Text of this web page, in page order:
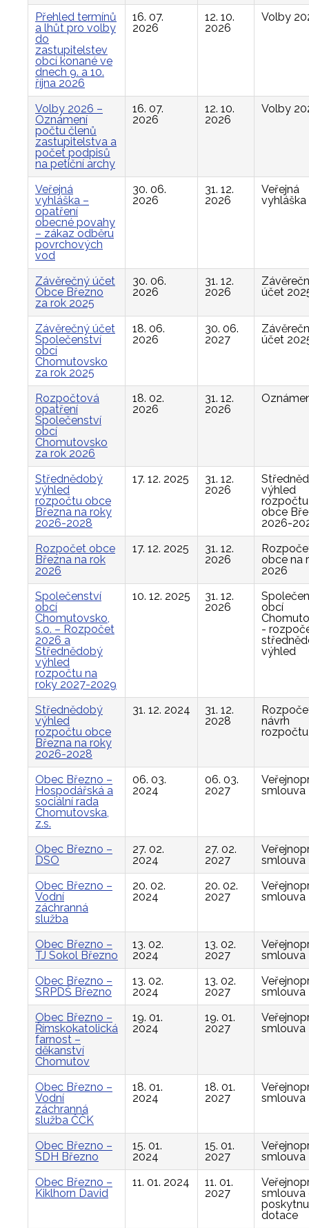
Přehled termínů
a lhůt pro volby
do
zastupitelstev
obcí konané ve
dnech 9. a 10.
října 2026
16. 07.
2026
12. 10.
2026
Volby
Volby 2026 –
Oznámení
počtu členů
zastupitelstva a
počet podpisů
na petiční archy
16. 07.
2026
12. 10.
2026
Volby
Veřejná
vyhláška –
opatření
obecné povahy
– zákaz odběru
povrchových
vod
30. 06.
2026
31. 12.
2026
Veřejná
vyhláška
Závěrečný účet
Obce Březno
za rok 2025
30. 06.
2026
31. 12.
2026
účet
Závěrečný účet
Společenství
obcí
Chomutovsko
za rok 2025
18. 06.
2026
30. 06.
2027
účet
Rozpočtová
opatření
Společenství
obcí
Chomutovsko
za rok 2026
18. 02.
2026
31. 12.
2026
Střednědobý
výhled
rozpočtu obce
Března na roky
2026-2028
17. 12. 2025
31. 12.
2026
výhled
rozpočtu
obce
2026-
Rozpočet obce
Března na rok
2026
17. 12. 2025
31. 12.
2026
obce na
2026
Společenství
obcí
Chomutovsko,
s.o. – Rozpočet
2026 a
Střednědobý
výhled
rozpočtu na
roky 2027-2029
10. 12. 2025
31. 12.
2026
obcí
-
výhled
Střednědobý
výhled
rozpočtu obce
Března na roky
2026-2028
31. 12. 2024
31. 12.
2028
návrh
rozpočtu
Obec Březno –
Hospodářská a
sociální rada
Chomutovska,
z.s.
06. 03.
2024
06. 03.
2027
smlouva
Obec Březno –
DSO
27. 02.
2024
27. 02.
2027
smlouva
Obec Březno –
Vodní
záchranná
služba
20. 02.
2024
20. 02.
2027
smlouva
Obec Březno –
TJ Sokol Březno
13. 02.
2024
13. 02.
2027
smlouva
Obec Březno –
SRPDŠ Březno
13. 02.
2024
13. 02.
2027
smlouva
Obec Březno –
Římskokatolická
farnost –
děkanství
Chomutov
19. 01.
2024
19. 01.
2027
smlouva
Obec Březno –
Vodní
záchranná
služba ČČK
18. 01.
2024
18. 01.
2027
smlouva
Obec Březno –
SDH Březno
15. 01.
2024
15. 01.
2027
smlouva
Obec Březno –
Kiklhorn David
11. 01. 2024
11. 01.
2027
smlouva
dotace